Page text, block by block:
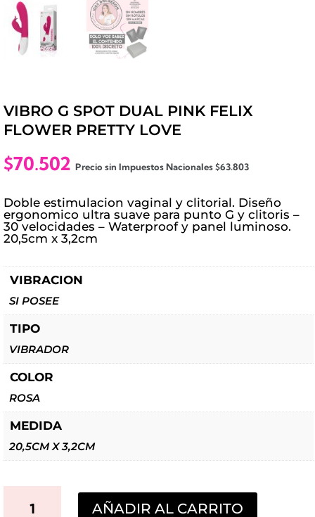
VIBRO G SPOT DUAL PINK FELIX
FLOWER PRETTY LOVE
$70.502 Precio sin Impuestos Nacionales$63.803
Doble estimulacion vaginal y clitorial. Diseño
ergonomico ultra suave para punto G y clitoris –
30 velocidades – Waterproof y panel luminoso.
20,5cm x 3,2cm
VIBRACION
SI POSEE
TIPO
VIBRADOR
COLOR
ROSA
MEDIDA
20,5CM X 3,2CM
AÑADIR AL CARRITO